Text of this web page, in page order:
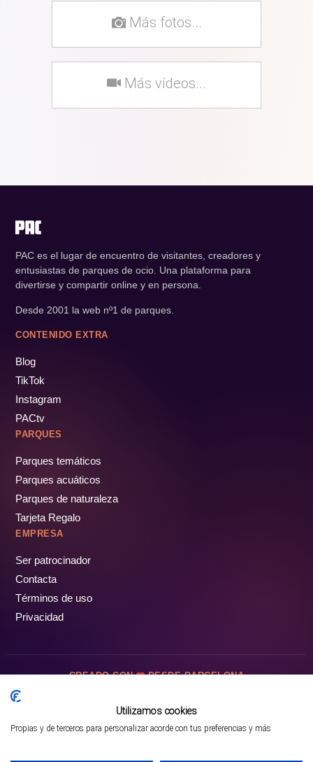
Mejor opción en SATOORDAY
Más fotos...
Más vídeos...
PAC es el lugar de encuentro de visitantes, creadores y
entusiastas de parques de ocio. Una plataforma para
divertirse y compartir online y en persona.
Desde 2001 la web nº1 de parques.
CONTENIDO EXTRA
Blog
TikTok
Instagram
PACtv
PARQUES
Parques temáticos
Parques acuáticos
Parques de naturaleza
Tarjeta Regalo
EMPRESA
Ser patrocinador
Contacta
Términos de uso
Privacidad
CREADO CON DESDE BARCELONA
Utilizamos cookies
Propias y de terceros para personalizar acorde con tus preferencias y más